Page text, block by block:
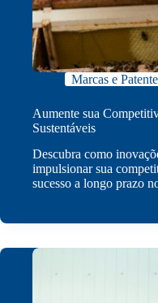
Marcas e
Aumente sua
Sustentáveis
Descubra como
impulsionar sua
sucesso a longo prazo